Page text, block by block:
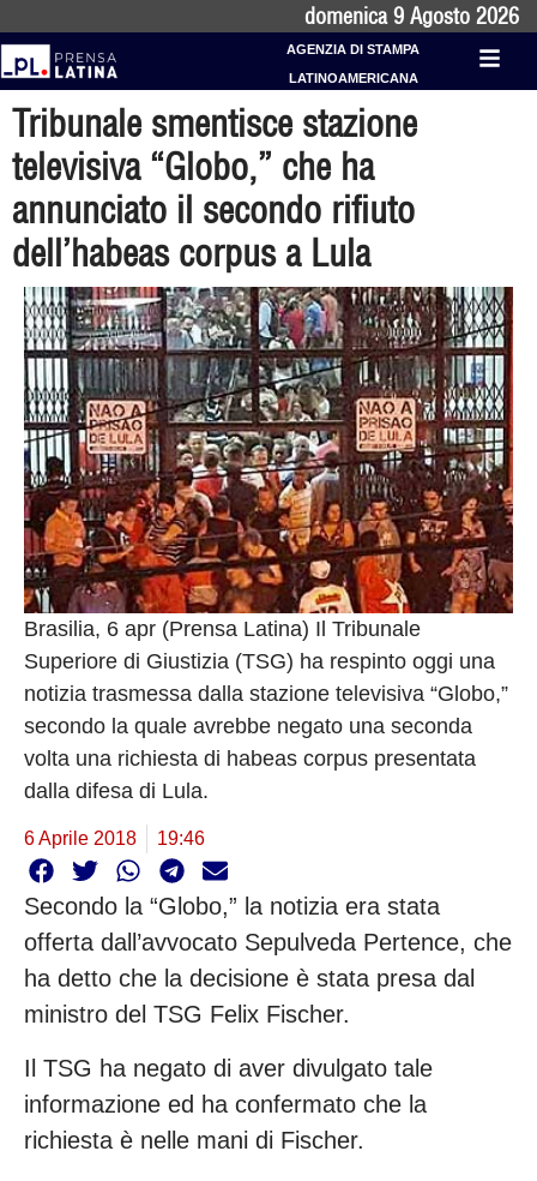
domenica 9 Agosto 2026
AGENZIA DI STAMPA
LATINOAMERICANA
Tribunale smentisce stazione
televisiva “Globo,” che ha
annunciato il secondo rifiuto
dell’habeas corpus a Lula
Brasilia, 6 apr (Prensa Latina) Il Tribunale
Superiore di Giustizia (TSG) ha respinto oggi una
notizia trasmessa dalla stazione televisiva “Globo,”
secondo la quale avrebbe negato una seconda
volta una richiesta di habeas corpus presentata
dalla difesa di Lula.
6 Aprile 2018 19:46
Secondo la “Globo,” la notizia era stata
offerta dall’avvocato Sepulveda Pertence, che
ha detto che la decisione è stata presa dal
ministro del TSG Felix Fischer.
Il TSG ha negato di aver divulgato tale
informazione ed ha confermato che la
richiesta è nelle mani di Fischer.